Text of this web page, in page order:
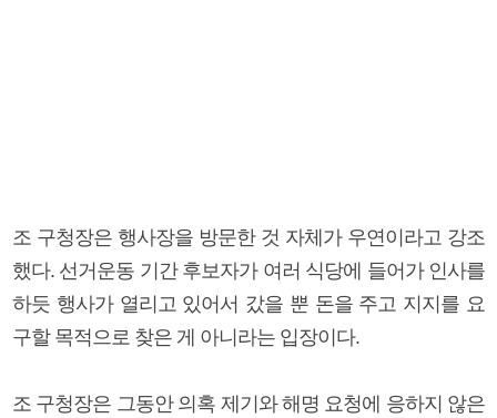
조 구청장은 행사장을 방문한 것 자체가 우연이라고 강조
했다. 선거운동 기간 후보자가 여러 식당에 들어가 인사를
하듯 행사가 열리고 있어서 갔을 뿐 돈을 주고 지지를 요
구할 목적으로 찾은 게 아니라는 입장이다.
조 구청장은 그동안 의혹 제기와 해명 요청에 응하지 않은